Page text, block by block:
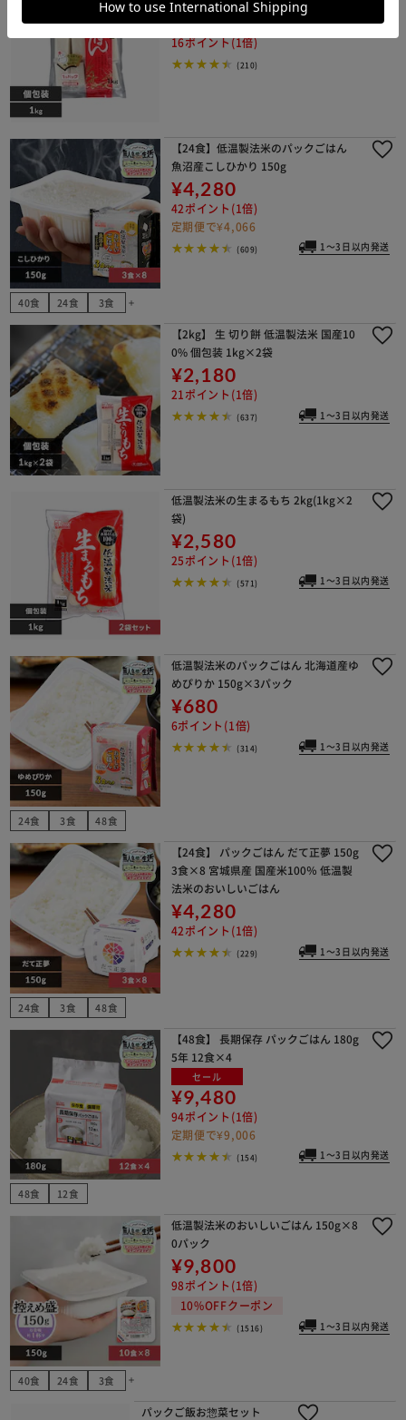
¥1,680
16ポイント(1倍)
(210)
40食 24食 3食 add
【24食】低温製法米のパックごはん
魚沼産こしひかり 150g
¥4,280
42ポイント(1倍)
定期便で¥4,066
(609) 1～3日以内発送
【2kg】 生 切り餅 低温製法米 国産10
0% 個包装 1kg×2袋
¥2,180
21ポイント(1倍)
(637) 1～3日以内発送
低温製法米の生まるもち 2kg(1kg×2
袋)
¥2,580
25ポイント(1倍)
(571) 1～3日以内発送
24食 3食 48食
低温製法米のパックごはん 北海道産ゆ
めぴりか 150g×3パック
¥680
6ポイント(1倍)
(314) 1～3日以内発送
24食 3食 48食
【24食】 パックごはん だて正夢 150g
3食×8 宮城県産 国産米100％ 低温製
法米のおいしいごはん
¥4,280
42ポイント(1倍)
(229) 1～3日以内発送
48食 12食
【48食】 長期保存 パックごはん 180g
5年 12食×4
セール
¥9,480
94ポイント(1倍)
定期便で¥9,006
(154) 1～3日以内発送
40食 24食 3食 add
低温製法米のおいしいごはん 150g×8
0パック
¥9,800
98ポイント(1倍)
10%OFFクーポン
(1516) 1～3日以内発送
パックご飯お惣菜セット